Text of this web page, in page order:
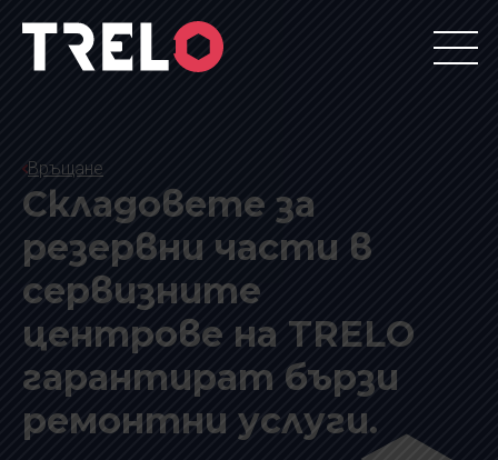
Връщане
Складовете за
резервни части в
сервизните
центрове на TRELO
гарантират бързи
ремонтни услуги.